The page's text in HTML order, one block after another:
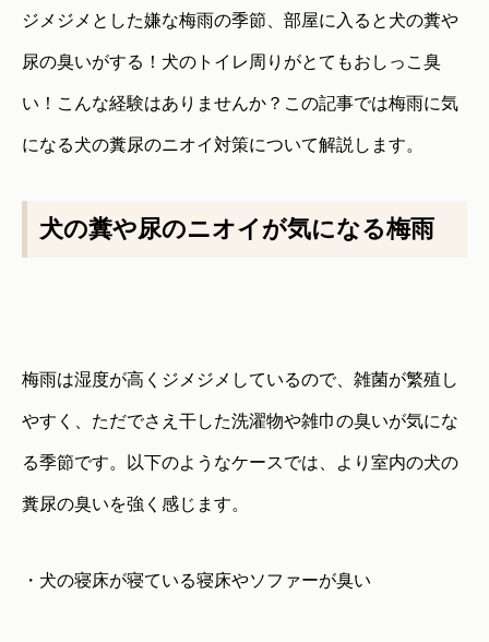
ジメジメとした嫌な梅雨の季節、部屋に入ると犬の糞や
尿の臭いがする！犬のトイレ周りがとてもおしっこ臭
い！こんな経験はありませんか？この記事では梅雨に気
になる犬の糞尿のニオイ対策について解説します。
犬の糞や尿のニオイが気になる梅雨
梅雨は湿度が高くジメジメしているので、雑菌が繁殖し
やすく、ただでさえ干した洗濯物や雑巾の臭いが気にな
る季節です。以下のようなケースでは、より室内の犬の
糞尿の臭いを強く感じます。
・犬の寝床が寝ている寝床やソファーが臭い